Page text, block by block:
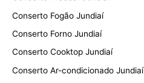
Conserto Fogão Jundiaí
Conserto Forno Jundiaí
Conserto Cooktop Jundiaí
Conserto Ar-condicionado Jundiaí